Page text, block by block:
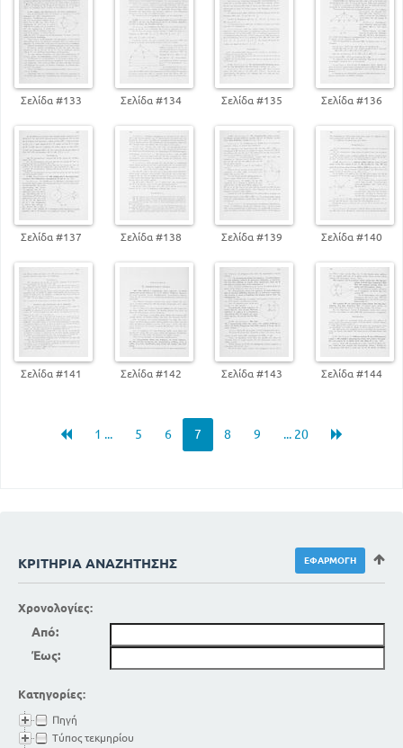
101
ΒΙΒΛ 2
ΚΕΦ Α. Η ΑΝΑΛΥΤΙΚΗ ΚΑΙ Η ΣΥΝΘΕΤΙΚΗ ΜΕΘΟΔΟΣ
126
ΒΙΒΛ 3
ΚΕΦ Δ. ΟΜΟΙΑ ΕΥΘ ΣΧΗΜΑΤΑ
199
ΒΙΒΛ 4
ΚΕΦ Α. ΚΑΝΟΝΙΚΑ ΕΥΘ. ΣΧΗΜΑΤΑ ΚΑΙ ΙΔΙΟΤΗΤΕΣ
222
ΒΙΒΛ 5
ΒΙΒΛ 6
ΚΕΦ Α. ΠΟΛΥΕΔΡΑ ΣΤΟΙΧΕΙΑ ΚΑΙ ΕΙΔΗ ΑΥΤΩΝ .
ΠΡΙΣΜΑΤΑ
292
ΒΙΒΛ 7
ΚΕΦ Α. ΚΥΛΙΝΔΡΟΣ ΚΑΙ ΣΤΟΙΧΕΙΑ ΑΥΤΟΥ 337
Σελίδα #133 Σελίδα #134 Σελίδα #135 Σελίδα #136
Σελίδα #137 Σελίδα #138 Σελίδα #139 Σελίδα #140
Σελίδα #141 Σελίδα #142 Σελίδα #143 Σελίδα #144
1 ... 5 6 7 8 9 ... 20
ΚΡΙΤΉΡΙΑ ΑΝΑΖΉΤΗΣΗΣ
Χρονολογίες:
Από:
Έως:
Κατηγορίες:
Πηγή
Τύπος τεκμηρίου